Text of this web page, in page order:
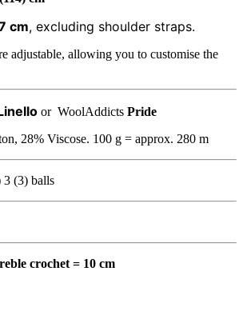
cm, excluding shoulder straps.
adjustable, allowing you to customise the
or WoolAddicts Pride
28% Viscose. 100 g = approx. 280 m
3 (3) balls
crochet = 10 cm